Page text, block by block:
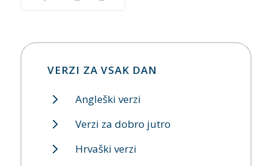
VERZI ZA VSAK DAN
Angleški verzi
Verzi za dobro jutro
Hrvaški verzi